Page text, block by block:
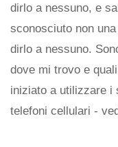
dirlo a nessuno, e
sconosciuto non
dirlo a nessuno.
dove mi trovo e
iniziato a utilizzare i
telefoni cellulari -